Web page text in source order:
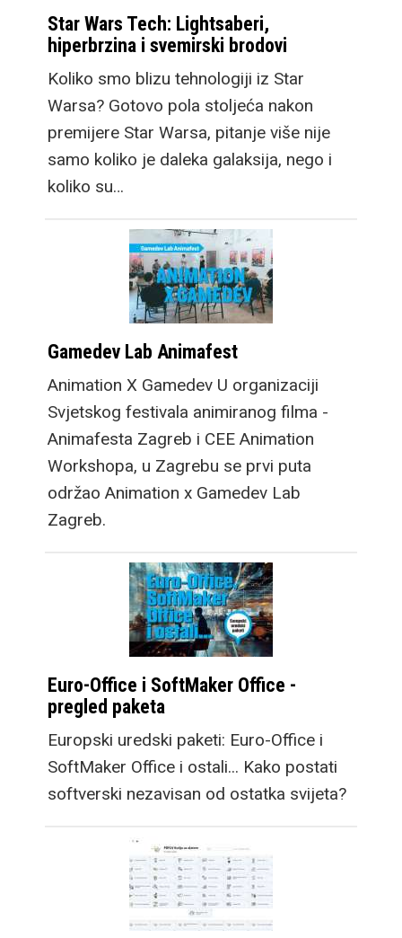
Star Wars Tech: Lightsaberi,
hiperbrzina i svemirski brodovi
Koliko smo blizu tehnologiji iz Star
Warsa? Gotovo pola stoljeća nakon
premijere Star Warsa, pitanje više nije
samo koliko je daleka galaksija, nego i
koliko su…
Gamedev Lab Animafest
Animation X Gamedev U organizaciji
Svjetskog festivala animiranog filma -
Animafesta Zagreb i CEE Animation
Workshopa, u Zagrebu se prvi puta
održao Animation x Gamedev Lab
Zagreb.
Euro-Office i SoftMaker Office -
pregled paketa
Europski uredski paketi: Euro-Office i
SoftMaker Office i ostali... Kako postati
softverski nezavisan od ostatka svijeta?